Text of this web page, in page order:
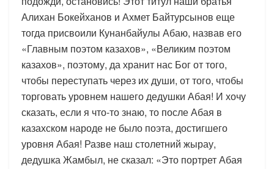
Алихан Бокейханов и Ахмет Байтурсынов еще
тогда присвоили Кунанбайулы Абаю, назвав его
«Главным поэтом казахов», «Великим поэтом
казахов», поэтому, да хранит нас Бог от того,
чтобы переступать через их души, от того, чтобы
торговать уровнем нашего дедушки Абая! И хочу
сказать, если я что-то знаю, то после Абая в
казахском народе не было поэта, достигшего
уровня Абая! Разве наш столетний жырау,
дедушка Жамбыл, не сказал: «Это портрет Абая